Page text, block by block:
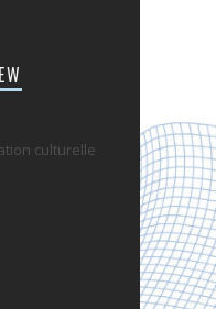
culturelle